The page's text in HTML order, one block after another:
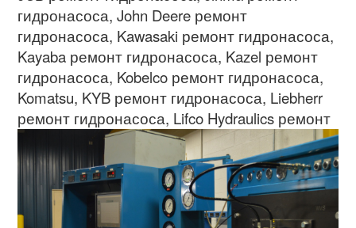
гидронасоса, John Deere ремонт
гидронасоса, Kawasaki ремонт гидронасоса,
Kayaba ремонт гидронасоса, Kazel ремонт
гидронасоса, Kobelco ремонт гидронасоса,
Komatsu, KYB ремонт гидронасоса, Liebherr
ремонт гидронасоса, Lifco Hydraulics ремонт